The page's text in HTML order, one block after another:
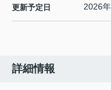
更新予定日 2026
詳細情報